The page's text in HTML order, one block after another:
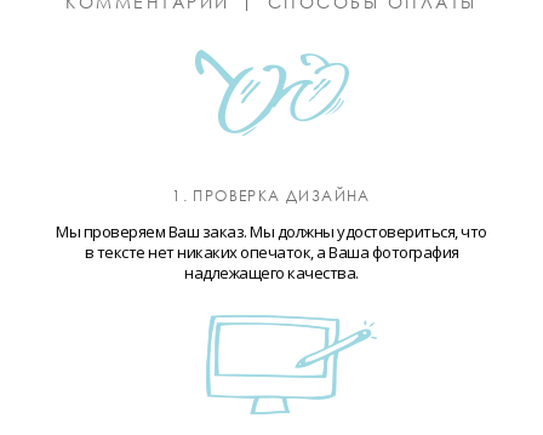
1. ПРОВЕРКА ДИЗАЙНА
Мы проверяем Ваш заказ. Мы должны удостовериться, что
в тексте нет никаких опечаток, а Ваша фотография
надлежащего качества.